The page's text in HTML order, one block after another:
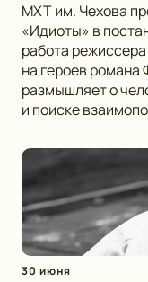
МХТ им. Чехова
«Идиоты» в
работа
на героев романа
размышляет о
и поиске
30 июня